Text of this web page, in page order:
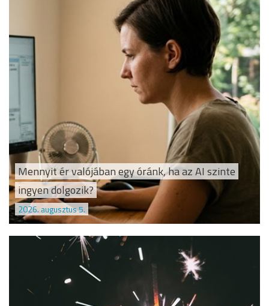
Mennyit ér valójában egy óránk, ha az AI szinte
ingyen dolgozik?
2026. augusztus 5.